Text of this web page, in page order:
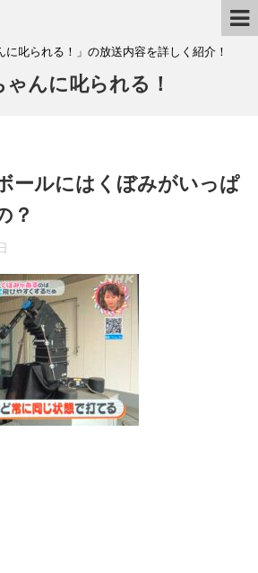
叱られる！」の放送内容を詳しく紹介！
んに叱られる！
ールにはくぼみがいっぱ
？